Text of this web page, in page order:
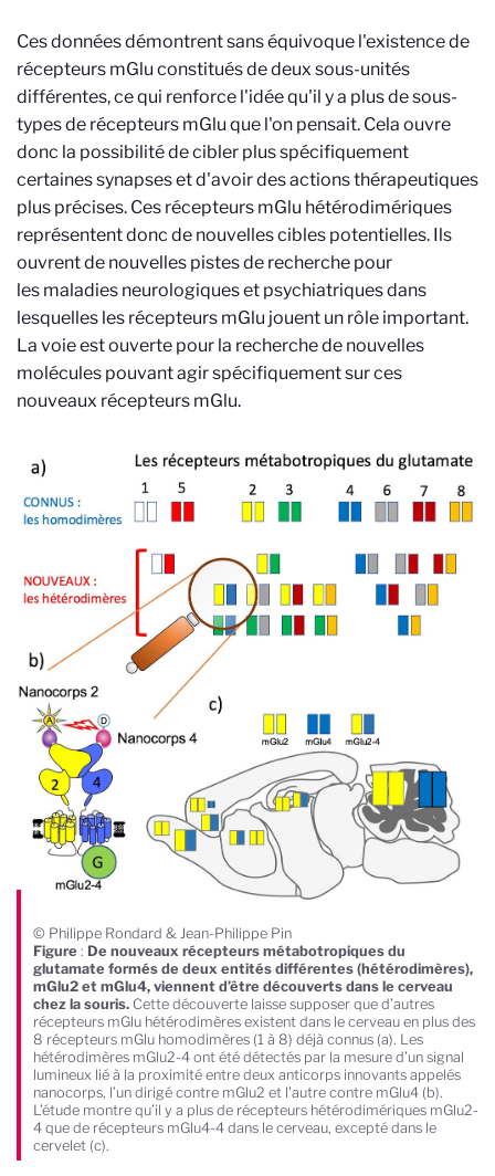
Ces données démontrent sans équivoque l'existence de
récepteurs mGlu constitués de deux sous-unités
différentes, ce qui renforce l'idée qu'il y a plus de sous-
types de récepteurs mGlu que l'on pensait. Cela ouvre
donc la possibilité de cibler plus spécifiquement
certaines synapses et d'avoir des actions thérapeutiques
plus précises. Ces récepteurs mGlu hétérodimériques
représentent donc de nouvelles cibles potentielles. Ils
ouvrent de nouvelles pistes de recherche pour
les maladies neurologiques et psychiatriques dans
lesquelles les récepteurs mGlu jouent un rôle important.
La voie est ouverte pour la recherche de nouvelles
molécules pouvant agir spécifiquement sur ces
nouveaux récepteurs mGlu.
© Philippe Rondard & Jean-Philippe Pin
Figure : De nouveaux récepteurs métabotropiques du
glutamate formés de deux entités différentes (hétérodimères),
mGlu2 et mGlu4, viennent d’être découverts dans le cerveau
chez la souris. Cette découverte laisse supposer que d’autres
récepteurs mGlu hétérodimères existent dans le cerveau en plus des
8 récepteurs mGlu homodimères (1 à 8) déjà connus (a). Les
hétérodimères mGlu2-4 ont été détectés par la mesure d’un signal
lumineux lié à la proximité entre deux anticorps innovants appelés
nanocorps, l’un dirigé contre mGlu2 et l’autre contre mGlu4 (b).
L’étude montre qu’il y a plus de récepteurs hétérodimériques mGlu2-
4 que de récepteurs mGlu4-4 dans le cerveau, excepté dans le
cervelet (c).